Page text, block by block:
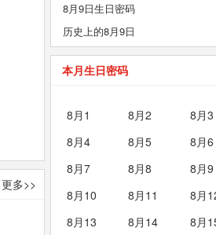
更多>>
8月9日生日密码
历史上的8月9日
本月生日密码
8月1 8月2
8月3
8月4
8月5
8月6
8月7
8月8
8月9
8月10
8月11
8月
8月13
8月14
8月